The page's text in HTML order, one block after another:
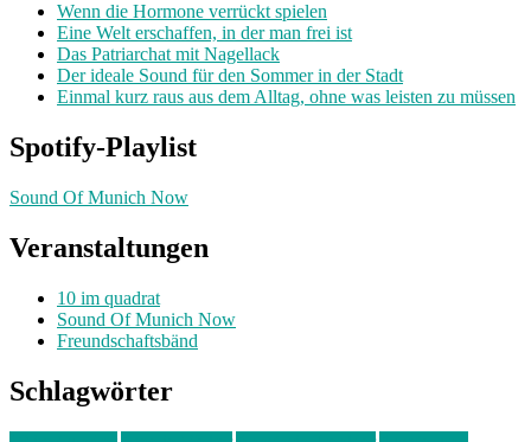
Wenn die Hormone verrückt spielen
Eine Welt erschaffen, in der man frei ist
Das Patriarchat mit Nagellack
Der ideale Sound für den Sommer in der Stadt
Einmal kurz raus aus dem Alltag, ohne was leisten zu müssen
Spotify-Playlist
Sound Of Munich Now
Veranstaltungen
10 im quadrat
Sound Of Munich Now
Freundschaftsbänd
Schlagwörter